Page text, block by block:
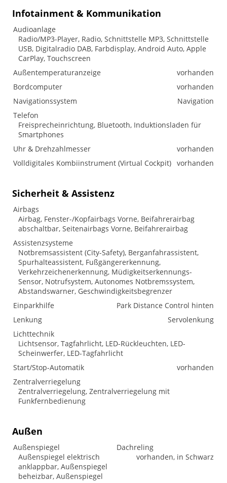
Infotainment & Kommunikation
Audioanlage
Radio/MP3-Player, Radio, Schnittstelle MP3, Schnittstelle
USB, Digitalradio DAB, Farbdisplay, Android Auto, Apple
CarPlay, Touchscreen
Außentemperaturanzeige
vorhanden
Bordcomputer
vorhanden
Navigationssystem
Navigation
Telefon
Freisprecheinrichtung, Bluetooth, Induktionsladen für
Smartphones
Uhr & Drehzahlmesser
vorhanden
Volldigitales Kombiinstrument (Virtual Cockpit) vorhanden
Sicherheit & Assistenz
Airbags
Airbag, Fenster-/Kopfairbags Vorne, Beifahrerairbag
abschaltbar, Seitenairbags Vorne, Beifahrerairbag
Assistenzsysteme
Notbremsassistent (City-Safety), Berganfahrassistent,
Spurhalteassistent, Fußgängererkennung,
Verkehrzeichenerkennung, Müdigkeitserkennungs-
Sensor, Notrufsystem, Autonomes Notbremssystem,
Abstandswarner, Geschwindigkeitsbegrenzer
Einparkhilfe
Park Distance Control hinten
Lenkung
Servolenkung
Lichttechnik
Lichtsensor, Tagfahrlicht, LED-Rückleuchten, LED-
Scheinwerfer, LED-Tagfahrlicht
Start/Stop-Automatik
vorhanden
Zentralverriegelung
Zentralverriegelung, Zentralverriegelung mit
Funkfernbedienung
Außen
Außenspiegel
Außenspiegel elektrisch
anklappbar, Außenspiegel
beheizbar, Außenspiegel
Dachreling
vorhanden, in Schwarz